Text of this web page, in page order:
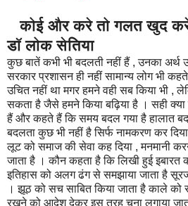
कोई और करे तो गलत खुद
डॉ लोक सेतिया
कुछ बातें कभी भी बदलती नहीं हैं , उनका अर्थ
सरकार प्रशासन ही नहीं सामान्य लोग भी
उचित नहीं था मगर हमने वही सब किया भी ,
सकता है जैसे हमने किया बढ़िया है । सही
हैं और कहते हैं कि समय बदल गया है हालात
बदलता कुछ भी नहीं है सिर्फ नामकरण कर
लूट को समाज की सेवा कह दिया , मनमानी
जाता है । कौन कहता है कि लिखी हुई इबारत
इतिहास को अलग ढंग से समझाया जाता है
। झूठ को सच साबित किया जाता है काले
रखने को आदेश देकर इस तरह चूना लगाया